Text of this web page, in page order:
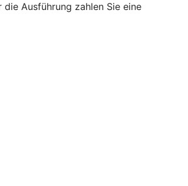
Ausführung zahlen Sie eine